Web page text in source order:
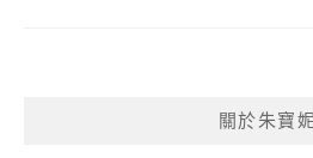
關於朱寶